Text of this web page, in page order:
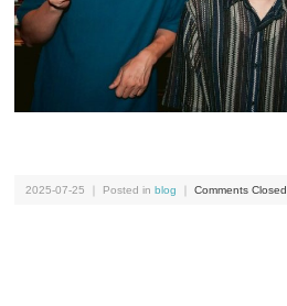
2025-07-25 ｜ Posted in blog Comments Closed